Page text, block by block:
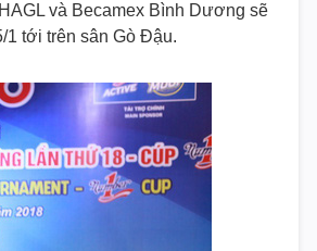
và Becamex Bình Dương sẽ
1 tới trên sân Gò Đậu.